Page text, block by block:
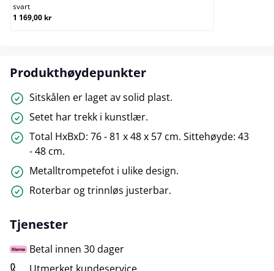
svart
1 169,00 kr
Produkthøydepunkter
Sitskålen er laget av solid plast.
Setet har trekk i kunstlær.
Total HxBxD: 76 - 81 x 48 x 57 cm. Sittehøyde: 43
- 48 cm.
Metalltrompetefot i ulike design.
Roterbar og trinnløs justerbar.
Tjenester
Betal innen 30 dager